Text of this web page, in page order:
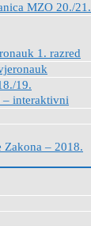
MZO 20./21.
1. razred
19.
– interaktivni
Zakona – 2018.